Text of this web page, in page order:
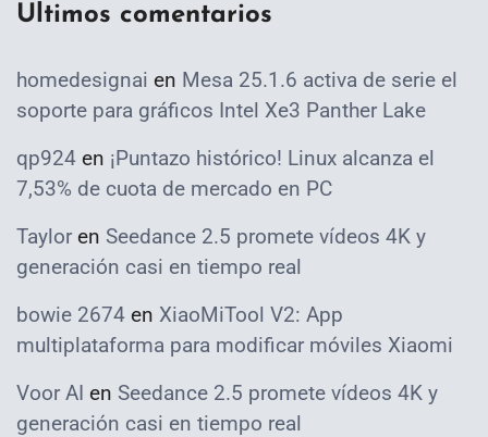
Ultimos comentarios
homedesignai en Mesa 25.1.6 activa de serie el
soporte para gráficos Intel Xe3 Panther Lake
qp924 en ¡Puntazo histórico! Linux alcanza el
7,53% de cuota de mercado en PC
Taylor en Seedance 2.5 promete vídeos 4K y
generación casi en tiempo real
bowie 2674 en XiaoMiTool V2: App
multiplataforma para modificar móviles Xiaomi
Voor AI en Seedance 2.5 promete vídeos 4K y
generación casi en tiempo real